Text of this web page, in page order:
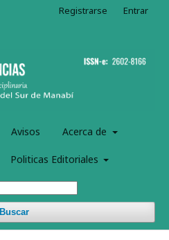
Avisos Acerca de
Politicas Editoriales
Buscar
Registrarse Entrar